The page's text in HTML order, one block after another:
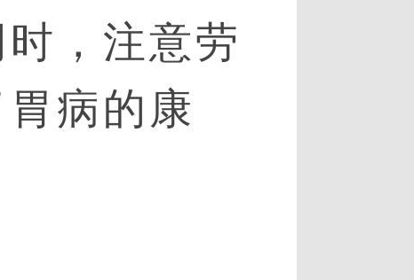
，注意劳
病的康